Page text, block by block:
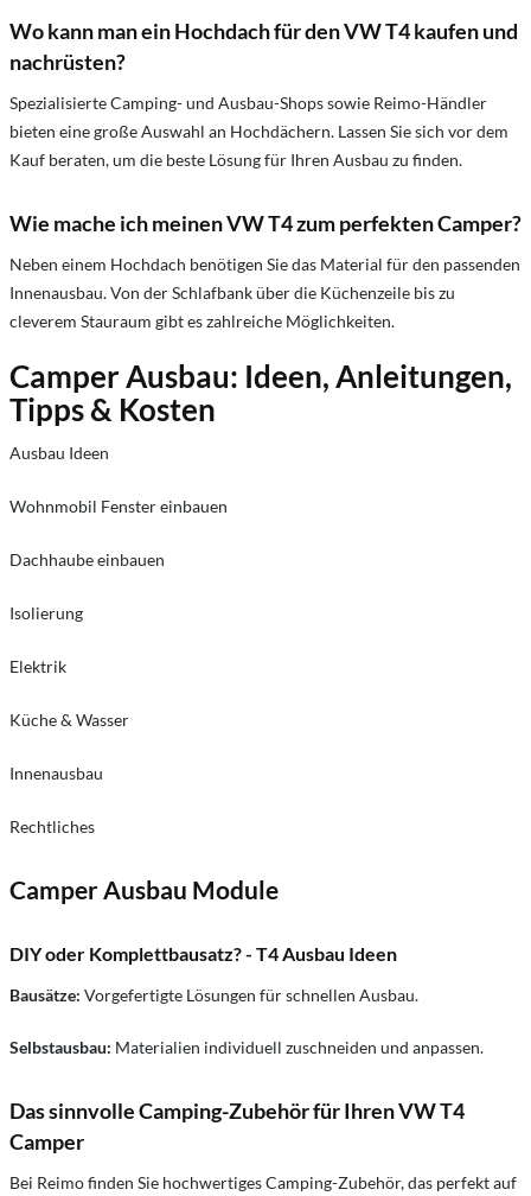
Wo kann man ein Hochdach für den VW T4 kaufen und
nachrüsten?
Spezialisierte Camping- und Ausbau-Shops sowie Reimo-Händler
bieten eine große Auswahl an Hochdächern. Lassen Sie sich vor dem
Kauf beraten, um die beste Lösung für Ihren Ausbau zu finden.
Wie mache ich meinen VW T4 zum perfekten Camper?
Neben einem Hochdach benötigen Sie das Material für den passenden
Innenausbau. Von der Schlafbank über die Küchenzeile bis zu
cleverem Stauraum gibt es zahlreiche Möglichkeiten.
Camper Ausbau: Ideen, Anleitungen,
Tipps & Kosten
Ausbau Ideen
Wohnmobil Fenster einbauen
Dachhaube einbauen
Isolierung
Elektrik
Küche & Wasser
Innenausbau
Rechtliches
Camper Ausbau Module
DIY oder Komplettbausatz? - T4 Ausbau Ideen
Bausätze: Vorgefertigte Lösungen für schnellen Ausbau.
Selbstausbau: Materialien individuell zuschneiden und anpassen.
Das sinnvolle Camping-Zubehör für Ihren VW T4
Camper
Bei Reimo finden Sie hochwertiges Camping-Zubehör, das perfekt auf